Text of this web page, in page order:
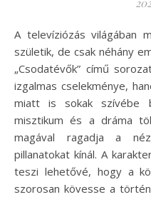
A televíziózás világában minden évben számos sorozat
születik, de csak néhány
„Csodatévők” című
izgalmas cselekménye,
miatt is sokak szívébe
misztikum és a dráma
magával ragadja a
pillanatokat kínál. A
teszi lehetővé, hogy a
szorosan kövesse a